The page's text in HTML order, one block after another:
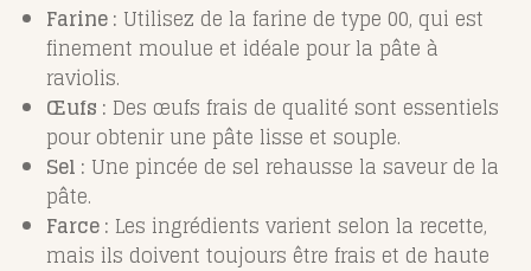
Farine : Utilisez de la farine de type 00, qui est
finement moulue et idéale pour la pâte à
raviolis.
Œufs : Des œufs frais de qualité sont essentiels
pour obtenir une pâte lisse et souple.
Sel : Une pincée de sel rehausse la saveur de la
pâte.
Farce : Les ingrédients varient selon la recette,
mais ils doivent toujours être frais et de haute